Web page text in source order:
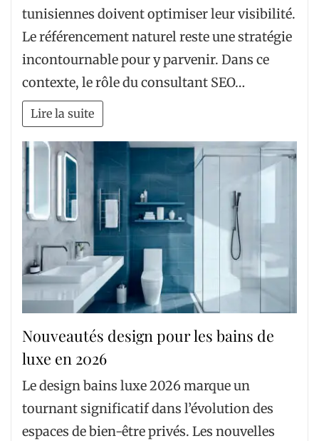
tunisiennes doivent optimiser leur visibilité.
Le référencement naturel reste une stratégie
incontournable pour y parvenir. Dans ce
contexte, le rôle du consultant SEO…
Lire la suite
Nouveautés design pour les bains de
luxe en 2026
Le design bains luxe 2026 marque un
tournant significatif dans l’évolution des
espaces de bien-être privés. Les nouvelles